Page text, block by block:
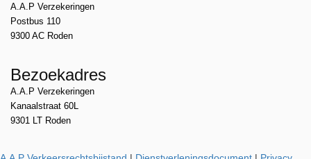
A.A.P Verzekeringen
Postbus 110
9300 AC Roden
Bezoekadres
A.A.P Verzekeringen
Kanaalstraat 60L
9301 LT Roden